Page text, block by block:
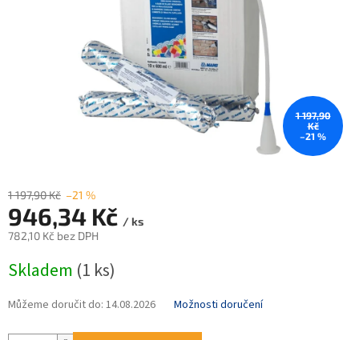
1 197,90
Kč
–21 %
1 197,90 Kč –21 %
946,34 Kč / ks
782,10 Kč bez DPH
cena:
Skladem (1 ks)
Můžeme doručit do: 14.08.2026 Možnosti doručení